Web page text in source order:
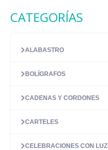
CATEGORÍAS
ALABASTRO
BOLÍGRAFOS
CADENAS Y CORDONES
CARTELES
CELEBRACIONES CON LUZ